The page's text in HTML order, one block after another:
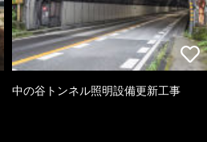
中の谷トンネル照明設備更新工事